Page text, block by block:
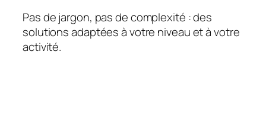
Pas de jargon, pas de complexité : des
solutions adaptées à votre niveau et à votre
activité.